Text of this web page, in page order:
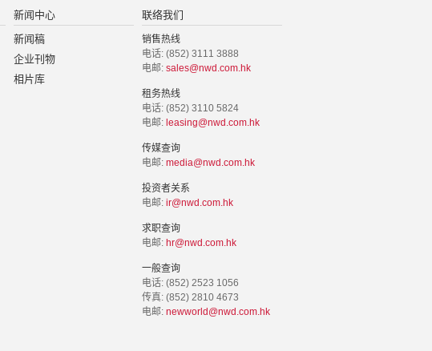
新闻中心
新闻稿
企业刊物
相片库
联络我们
销售热线
电话: (852) 3111 3888
电邮: sales@nwd.com.hk
租务热线
电话: (852) 3110 5824
电邮: leasing@nwd.com.hk
传媒查询
电邮: media@nwd.com.hk
投资者关系
电邮: ir@nwd.com.hk
求职查询
电邮: hr@nwd.com.hk
一般查询
电话: (852) 2523 1056
传真: (852) 2810 4673
电邮: newworld@nwd.com.hk